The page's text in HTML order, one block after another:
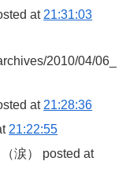
at 21:31:03
2010/04/06_
at 21:28:36
21:22:55
涙） posted at